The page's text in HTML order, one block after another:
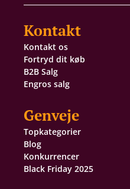
Kontakt
Kontakt os
Fortryd dit køb
B2B Salg
Engros salg
Genveje
Topkategorier
Blog
Konkurrencer
Black Friday 2025